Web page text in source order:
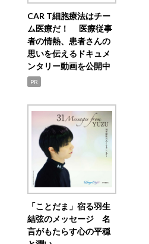
CAR T細胞療法はチー
ム医療だ！ 医療従事
者の情熱、患者さんの
思いを伝えるドキュメ
ンタリー動画を公開中
PR
「ことだま」宿る羽生
結弦のメッセージ 名
言がもたらす心の平穏